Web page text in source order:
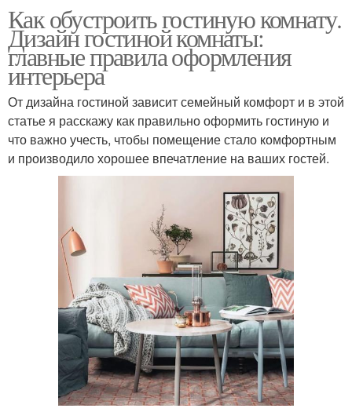
Как обустроить гостиную комнату.
Дизайн гостиной комнаты:
главные правила оформления
интерьера
От дизайна гостиной зависит семейный комфорт и в этой
статье я расскажу как правильно оформить гостиную и
что важно учесть, чтобы помещение стало комфортным
и производило хорошее впечатление на ваших гостей.